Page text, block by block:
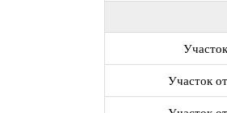
Участок